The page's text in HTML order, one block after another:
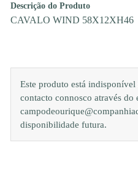
Descrição do Produto
CAVALO WIND 58X12XH46
Este produto está
contacto connosco através do
disponibilidade futura.